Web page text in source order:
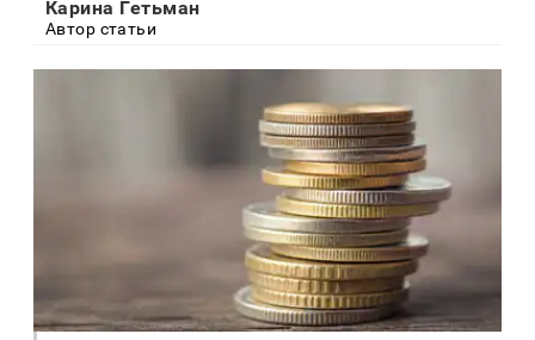
Карина Гетьман
Автор статьи